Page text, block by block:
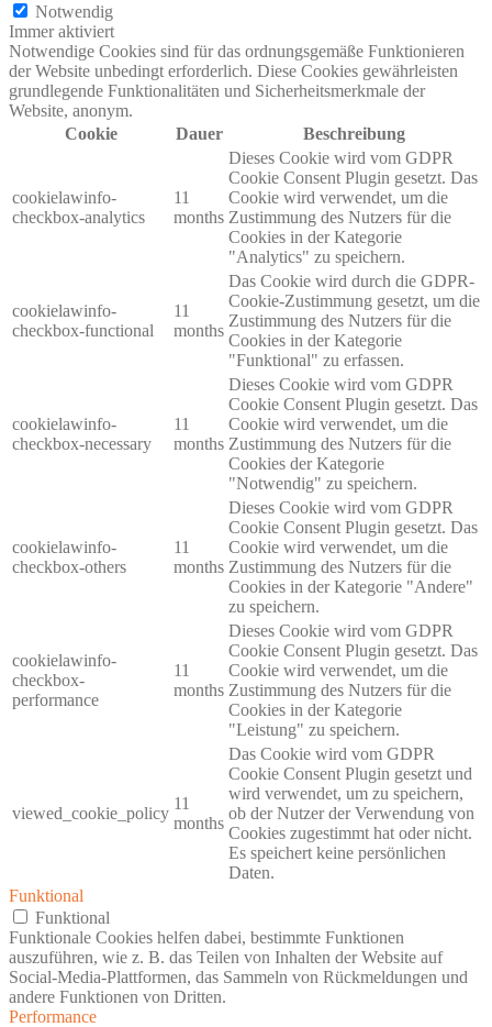
Notwendig
Immer aktiviert
Notwendige Cookies sind für das ordnungsgemäße Funktionieren
der Website unbedingt erforderlich. Diese Cookies gewährleisten
grundlegende Funktionalitäten und Sicherheitsmerkmale der
Website, anonym.
Cookie
Dauer Beschreibung
cookielawinfo-
checkbox-analytics
11
months
Dieses Cookie wird vom GDPR
Cookie Consent Plugin gesetzt. Das
Cookie wird verwendet, um die
Zustimmung des Nutzers für die
Cookies in der Kategorie
"Analytics" zu speichern.
cookielawinfo-
checkbox-functional
11
months
Das Cookie wird durch die GDPR-
Cookie-Zustimmung gesetzt, um die
Zustimmung des Nutzers für die
Cookies in der Kategorie
"Funktional" zu erfassen.
cookielawinfo-
checkbox-necessary
11
months
Dieses Cookie wird vom GDPR
Cookie Consent Plugin gesetzt. Das
Cookie wird verwendet, um die
Zustimmung des Nutzers für die
Cookies der Kategorie
"Notwendig" zu speichern.
cookielawinfo-
checkbox-others
11
months
Dieses Cookie wird vom GDPR
Cookie Consent Plugin gesetzt. Das
Cookie wird verwendet, um die
Zustimmung des Nutzers für die
Cookies in der Kategorie "Andere"
zu speichern.
cookielawinfo-
checkbox-
performance
11
months
Dieses Cookie wird vom GDPR
Cookie Consent Plugin gesetzt. Das
Cookie wird verwendet, um die
Zustimmung des Nutzers für die
Cookies in der Kategorie
"Leistung" zu speichern.
viewed_cookie_policy
11
months
Das Cookie wird vom GDPR
Cookie Consent Plugin gesetzt und
wird verwendet, um zu speichern,
ob der Nutzer der Verwendung von
Cookies zugestimmt hat oder nicht.
Es speichert keine persönlichen
Daten.
Funktional
Funktional
Funktionale Cookies helfen dabei, bestimmte Funktionen
auszuführen, wie z. B. das Teilen von Inhalten der Website auf
Social-Media-Plattformen, das Sammeln von Rückmeldungen und
andere Funktionen von Dritten.
Performance